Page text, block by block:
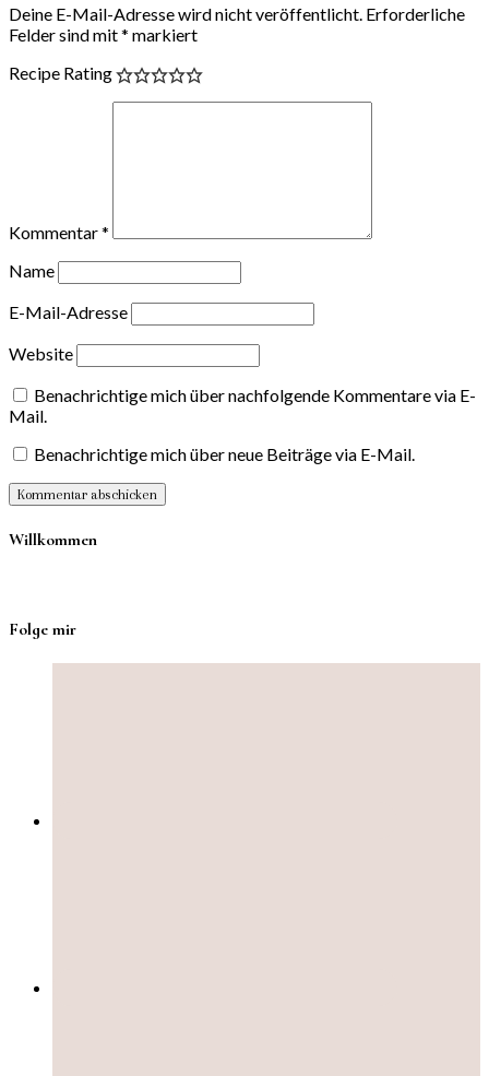
Deine E-Mail-Adresse wird nicht veröffentlicht. Erforderliche
Felder sind mit* markiert
Recipe Rating
Kommentar*
Name
E-Mail-Adresse
Website
Benachrichtige mich über nachfolgende Kommentare via E-
Mail.
Benachrichtige mich über neue Beiträge via E-Mail.
Willkommen
Folge mir